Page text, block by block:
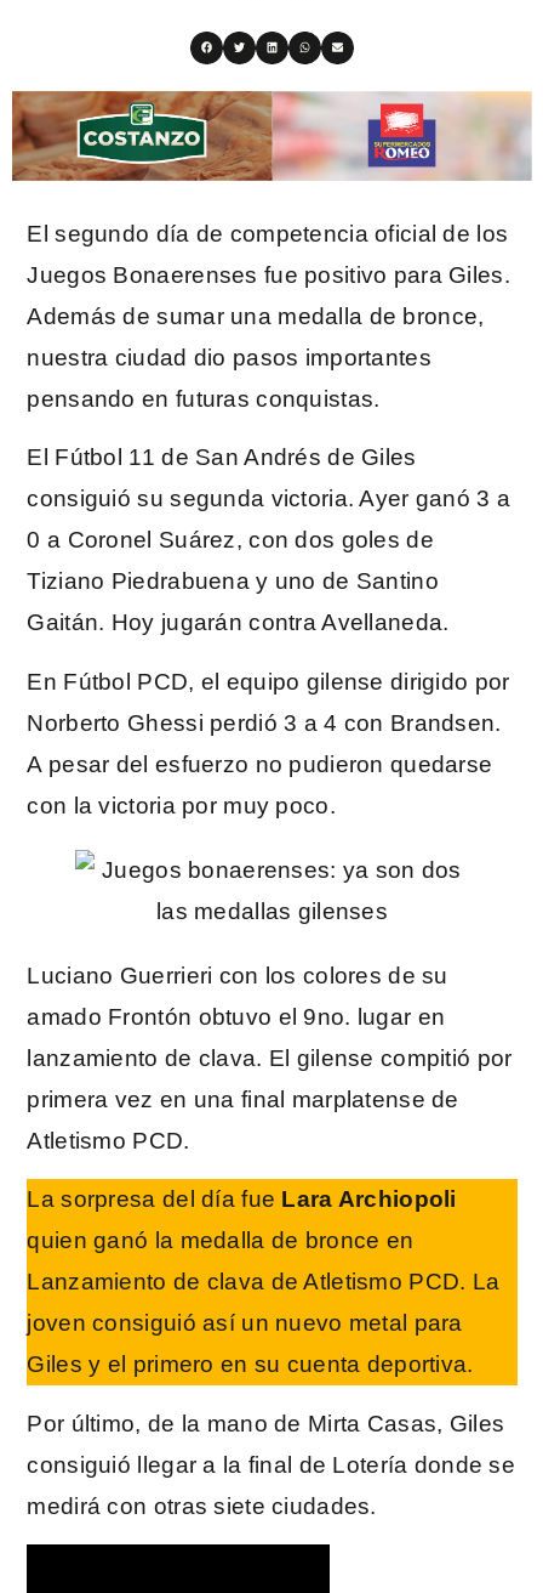
El segundo día de competencia oficial de los
Juegos Bonaerenses fue positivo para Giles.
Además de sumar una medalla de bronce,
nuestra ciudad dio pasos importantes
pensando en futuras conquistas.
El Fútbol 11 de San Andrés de Giles
consiguió su segunda victoria. Ayer ganó 3 a
0 a Coronel Suárez, con dos goles de
Tiziano Piedrabuena y uno de Santino
Gaitán. Hoy jugarán contra Avellaneda.
En Fútbol PCD, el equipo gilense dirigido por
Norberto Ghessi perdió 3 a 4 con Brandsen.
A pesar del esfuerzo no pudieron quedarse
con la victoria por muy poco.
Luciano Guerrieri con los colores de su
amado Frontón obtuvo el 9no. lugar en
lanzamiento de clava. El gilense compitió por
primera vez en una final marplatense de
Atletismo PCD.
La sorpresa del día fue Lara Archiopoli
quien ganó la medalla de bronce en
Lanzamiento de clava de Atletismo PCD. La
joven consiguió así un nuevo metal para
Giles y el primero en su cuenta deportiva.
Por último, de la mano de Mirta Casas, Giles
consiguió llegar a la final de Lotería donde se
medirá con otras siete ciudades.